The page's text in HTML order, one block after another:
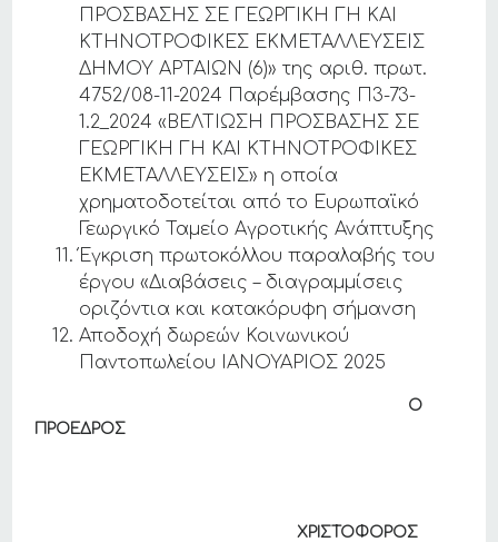
ΠΡΟΣΒΑΣΗΣ ΣΕ ΓΕΩΡΓΙΚΗ ΓΗ ΚΑΙ
ΚΤΗΝΟΤΡΟΦΙΚΕΣ ΕΚΜΕΤΑΛΛΕΥΣΕΙΣ
ΔΗΜΟΥ ΑΡΤΑΙΩΝ (6)» της αριθ. πρωτ.
4752/08-11-2024 Παρέμβασης Π3-73-
1.2_2024 «ΒΕΛΤΙΩΣΗ ΠΡΟΣΒΑΣΗΣ ΣΕ
ΓΕΩΡΓΙΚΗ ΓΗ ΚΑΙ ΚΤΗΝΟΤΡΟΦΙΚΕΣ
ΕΚΜΕΤΑΛΛΕΥΣΕΙΣ» η οποία
χρηματοδοτείται από το Ευρωπαϊκό
Γεωργικό Ταμείο Αγροτικής Ανάπτυξης
Έγκριση πρωτοκόλλου παραλαβής του
έργου «Διαβάσεις – διαγραμμίσεις
οριζόντια και κατακόρυφη σήμανση
Αποδοχή δωρεών Κοινωνικού
Παντοπωλείου ΙΑΝΟΥΑΡΙΟΣ 2025
Ο
ΠΡΟΕΔΡΟΣ
ΧΡΙΣΤΟΦΟΡΟΣ